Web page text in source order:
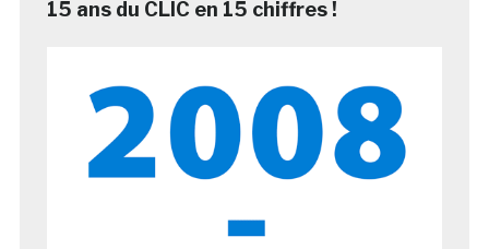
15 ans du CLIC en 15 chiffres !